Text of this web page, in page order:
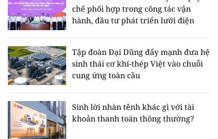
chế phối hợp trong công tác vận
hành, đầu tư phát triển lưới điện
Tập đoàn Đại Dũng đẩy mạnh đưa hệ
sinh thái cơ khí-thép Việt vào chuỗi
cung ứng toàn cầu
Sinh lời nhàn tênh khác gì với tài
khoản thanh toán thông thường?